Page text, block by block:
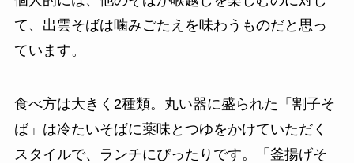
て、出雲そばは噛みごたえを味わうものだと思っ
ています。
食べ方は大きく2種類。丸い器に盛られた「割子そ
ば」は冷たいそばに薬味とつゆをかけていただく
スタイルで、ランチにぴったりです。「釜揚げそ